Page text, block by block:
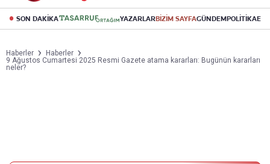
SON DAKİKA YAZARLARBİZİM SAYFAGÜNDEMPOLİTİKA
Haberler
Haberler
9 Ağustos Cumartesi 2025 Resmi Gazete atama kararları: Bugünün kararları
neler?